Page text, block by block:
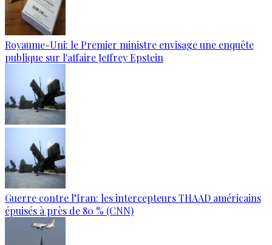
Royaume-Uni: le Premier ministre envisage une enquête
publique sur l'affaire Jeffrey Epstein
Guerre contre l’Iran: les intercepteurs THAAD américains
épuisés à près de 80 % (CNN)